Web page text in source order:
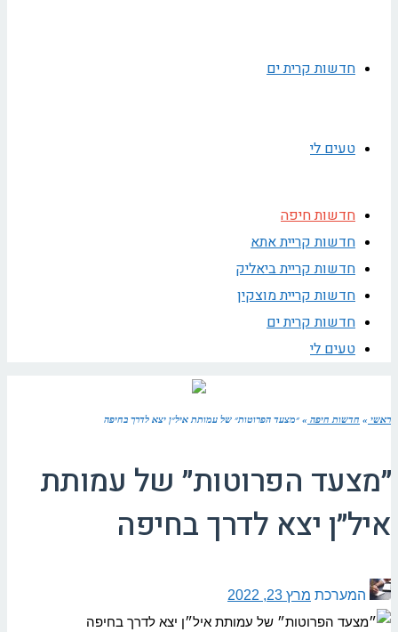
חדשות קרית ים
טעים לי
חדשות חיפה
חדשות קריית אתא
חדשות קריית ביאליק
חדשות קריית מוצקין
חדשות קרית ים
טעים לי
ראשי » חדשות חיפה » ״מצעד הפרוטות״ של עמותת איל״ן יצא לדרך בחיפה
״מצעד הפרוטות״ של עמותת
איל״ן יצא לדרך בחיפה
המערכת מרץ 23, 2022